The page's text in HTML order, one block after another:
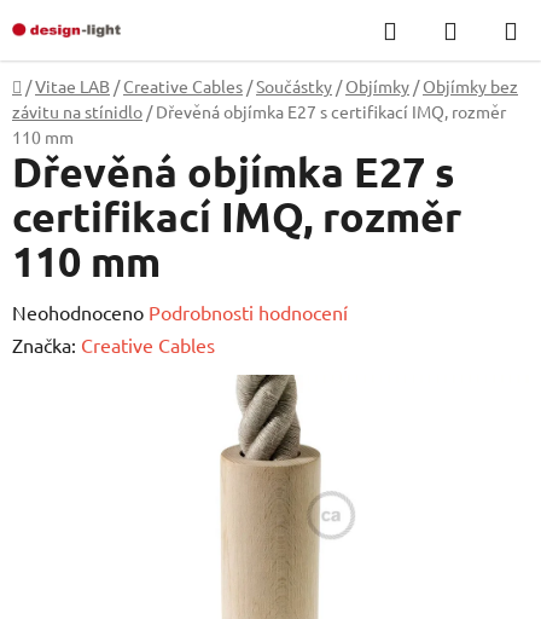
na
obsah
Hledat
KOŠÍK
Domů
/Vitae LAB / Creative Cables /Součástky / Objímky / Objímky bez
závitu na stínidlo / Dřevěná objímka E27 s certifikací IMQ, rozměr
110 mm
Dřevěná objímka E27 s
certifikací IMQ, rozměr
110 mm
Průměrné
hodnocení
Neohodnoceno Podrobnosti hodnocení
Značka: Creative Cables